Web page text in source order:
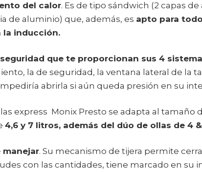
del calor. Es de tipo sándwich (2 capas
de aluminio) que, además, es apto para
la inducción.
que te proporcionan sus 4
la de seguridad, la ventana lateral de la
abrirla si aún queda presión en su
express Monix Presto se adapta al tamaño
4,6 y 7 litros, además del dúo de ollas de 4
manejar. Su mecanismo de tijera permite
con las cantidades, tiene marcado en su